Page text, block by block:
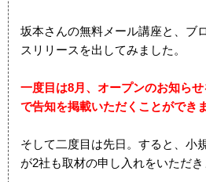
坂本さんの無料メール講座と、ブ
スリリースを出してみました。
一度目は8月、オープンのお知ら
で告知を掲載いただくことができ
そして二度目は先日。すると、小
が2社も取材の申し入れをいただき